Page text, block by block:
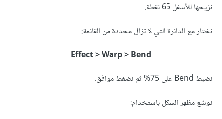
نزيحها للأسفل 65 نقطة.
نختار مع الدائرة التي لا تزال محددة من القائمة:
Effect > Warp > Bend
نضبط Bend على 75% ثم نضغط موافق.
نوسّع مظهر الشكل باستخدام: